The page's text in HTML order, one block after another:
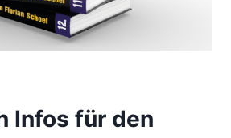
Infos für den